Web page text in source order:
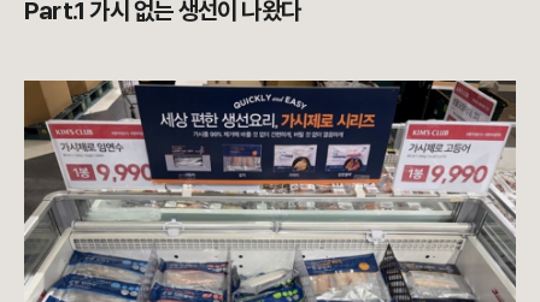
Part.1 가시 없는 생선이 나왔다